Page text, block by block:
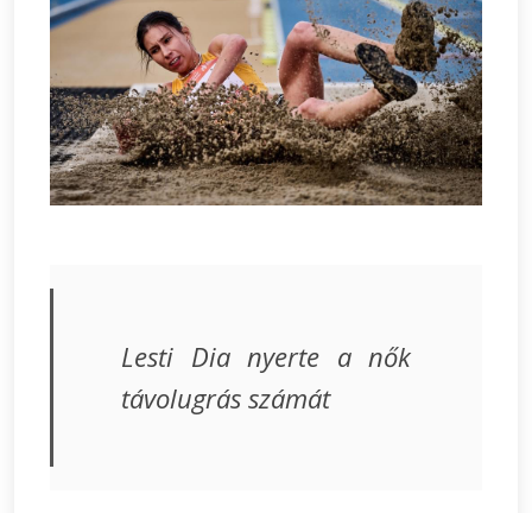
Lesti Dia nyerte a nők
távolugrás számát